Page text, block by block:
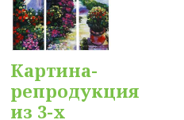
Картина-
репродукция
из 3-х